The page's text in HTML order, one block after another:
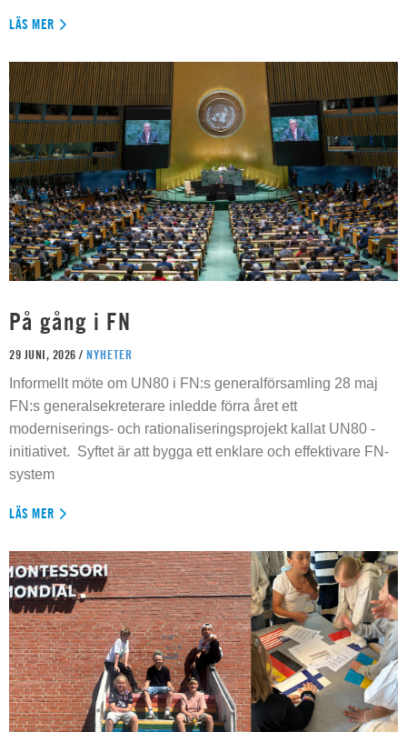
LÄS MER
På gång i FN
29 JUNI, 2026 / NYHETER
Informellt möte om UN80 i FN:s generalförsamling 28 maj
FN:s generalsekreterare inledde förra året ett
moderniserings- och rationaliseringsprojekt kallat UN80 -
initiativet. Syftet är att bygga ett enklare och effektivare FN-
system
LÄS MER